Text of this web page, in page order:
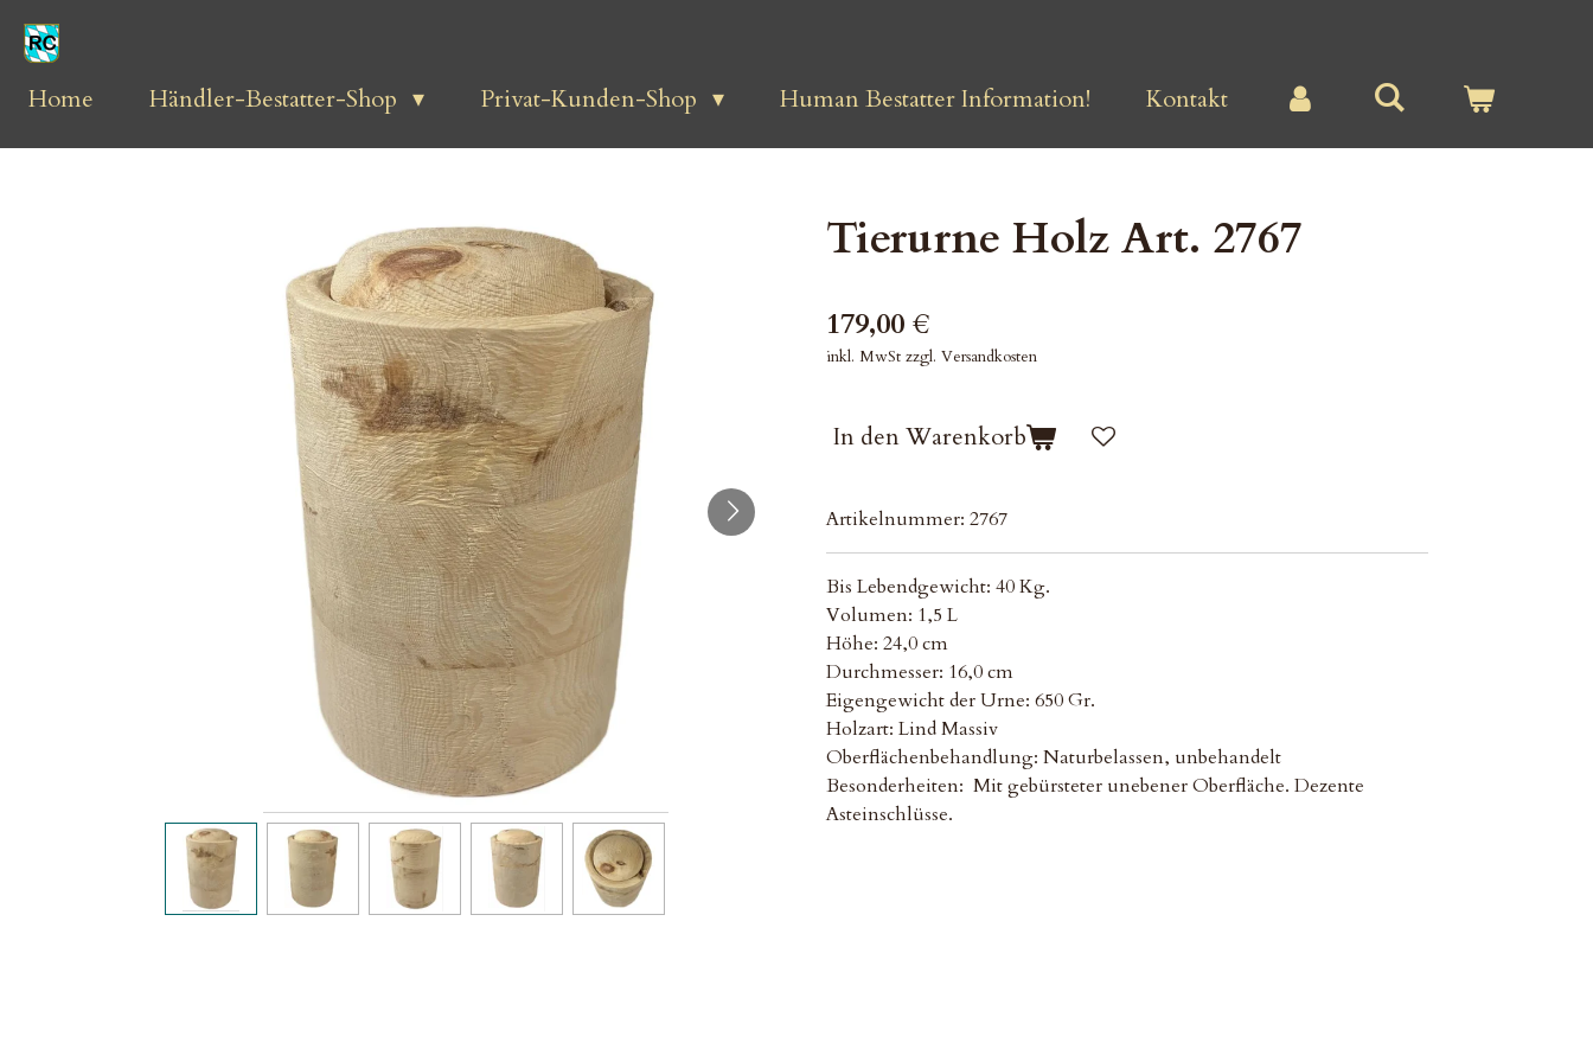
Zum
Hauptinhalt
Home Händler-Bestatter-Shop Privat-Kunden-Shop Human Bestatter Information! Kontakt
Tierurne Holz Art. 2767
179,00 €
inkl. MwSt zzgl. Versandkosten
In den Warenkorb
Artikelnummer: 2767
Bis Lebendgewicht: 40 Kg.
Volumen: 1,5 L
Höhe: 24,0 cm
Durchmesser: 16,0 cm
Eigengewicht der Urne: 650 Gr.
Holzart: Lind Massiv
Oberflächenbehandlung: Naturbelassen, unbehandelt
Besonderheiten: Mit gebürsteter unebener Oberfläche. Dezente
Asteinschlüsse.